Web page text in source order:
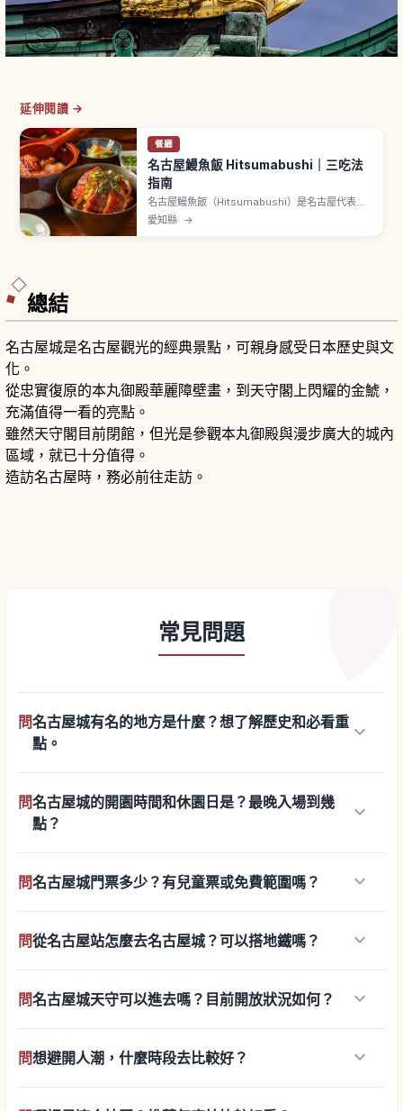
延伸閱讀 →
餐廳
名古屋鰻魚飯 Hitsumabushi｜三吃法
指南
名古屋鰻魚飯（Hitsumabushi）是名古屋代表性
的鰻魚料理，可依序品嚐原味、加佐料、淋高湯茶
愛知縣 →
總結
名古屋城是名古屋觀光的經典景點，可親身感受日本歷史與文
化。
從忠實復原的本丸御殿華麗障壁畫，到天守閣上閃耀的金鯱，
充滿值得一看的亮點。
雖然天守閣目前閉館，但光是參觀本丸御殿與漫步廣大的城內
區域，就已十分值得。
造訪名古屋時，務必前往走訪。
常見問題
問名古屋城有名的地方是什麼？想了解歷史和必看重
點。
keyboard_arrow_down
問名古屋城的開園時間和休園日是？最晚入場到幾
點？
keyboard_arrow_down
問名古屋城門票多少？有兒童票或免費範圍嗎？ keyboard_arrow_down
問從名古屋站怎麼去名古屋城？可以搭地鐵嗎？ keyboard_arrow_down
問名古屋城天守可以進去嗎？目前開放狀況如何？ keyboard_arrow_down
問想避開人潮，什麼時段去比較好？ keyboard_arrow_down